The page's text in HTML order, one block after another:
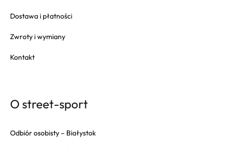
Eastpak
Fila
Fitflop
Goorin Bros
Herschel
Dostawa i płatności
Zwroty i wymiany
Kontakt
O street-sport
Odbiór osobisty – Białystok